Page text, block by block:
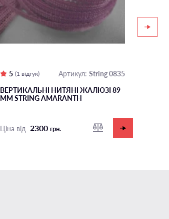
5 (1 відгук) Артикул: String 0835
ВЕРТИКАЛЬНІ НИТЯНІ ЖАЛЮЗІ 89
ММ STRING AMARANTH
Ціна від 2300 грн.